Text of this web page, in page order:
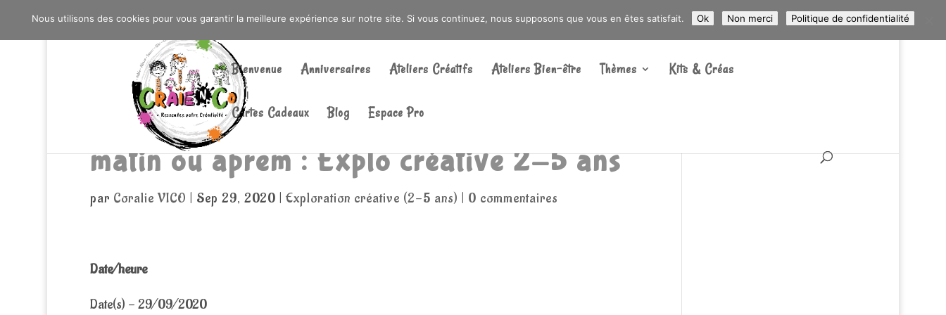
0603176412 - RDV CHEZ SO WATT À SAINT ANDRÉ OU DANS LA MÉTROPOLE LILLOISE CRAIENCO@GMAIL.COM ARTICLES 0
Bienvenue Anniversaires Ateliers Créatifs Ateliers Bien-être Thèmes Kits & Créas
Cartes Cadeaux Blog Espace Pro
Recherche
produits
matin ou aprem : Explo créative 2-5 ans
par Coralie VICO | Sep 29, 2020 | Exploration créative (2-5 ans) | 0 commentaires
Date/heure
Date(s) - 29/09/2020
Nous utilisons des cookies pour vous garantir la meilleure expérience sur notre site. Si vous continuez, nous supposons que vous en êtes satisfait. Ok Non merci Politique de confidentialité